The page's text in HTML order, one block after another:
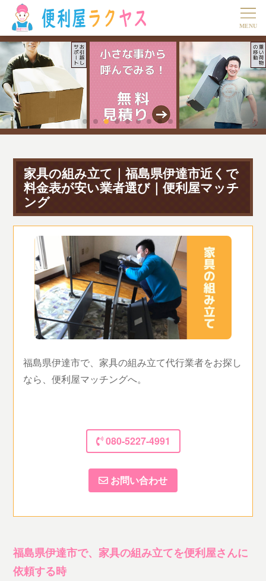
家具の組み立て｜福島県伊達市近くで
料金表が安い業者選び｜便利屋マッチ
ング
福島県伊達市で、家具の組み立て代行業者をお探し
なら、便利屋マッチングへ。
080-5227-4991
お問い合わせ
福島県伊達市で、家具の組み立てを便利屋さんに
依頼する時